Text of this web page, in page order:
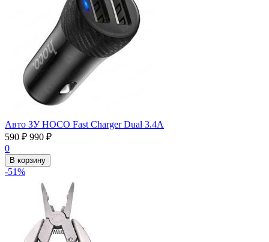
Авто ЗУ HOCO Fast Charger Dual 3.4А
590 ₽ 990 ₽
0
В корзину
-51%